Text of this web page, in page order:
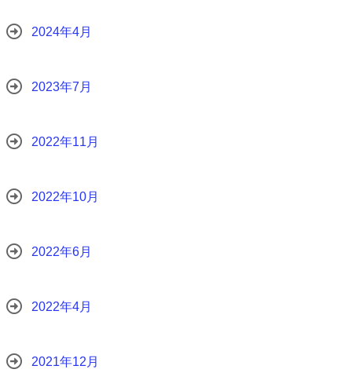
2024年4月
2023年7月
2022年11月
2022年10月
2022年6月
2022年4月
2021年12月